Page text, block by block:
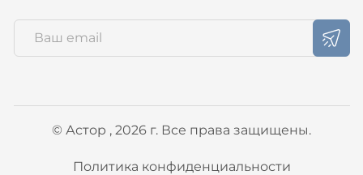
© Астор , 2026 г. Все права защищены.
Политика конфиденциальности